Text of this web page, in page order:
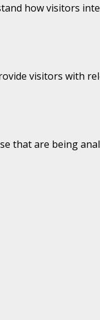
how visitors
visitors with
that are being